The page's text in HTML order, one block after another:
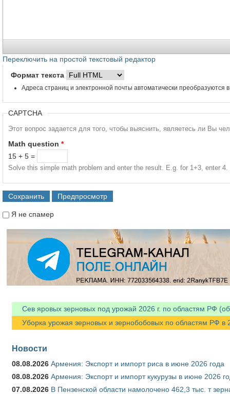
Переключить на простой текстовый редактор
Формат текста
Адреса страниц и электронной почты автоматически преобразуются
CAPTCHA
Этот вопрос задается для того, чтобы выяснить, являетесь ли Вы
Math question *
15 + 5 =
Solve this simple math problem and enter the result. E.g. for 1+3, enter 4.
Я не спамер
Сев яровых зерновых под урожай 2026 г. по областям РФ
Уборка урожая зерновых и зернобобовых по областям РФ в
Новости
08.08.2026 Армения: Экспорт и импорт риса в июне 2026 года
08.08.2026 Армения: Экспорт и импорт кукурузы в июне 2026
07.08.2026 В Пензенской области намолочено 462,3 тыс. т